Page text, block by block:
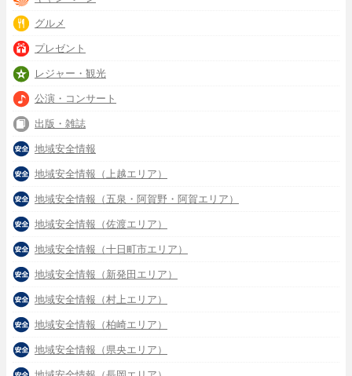
グルメ
プレゼント
レジャー・観光
公演・コンサート
出版・雑誌
地域安全情報
地域安全情報（上越エリア）
地域安全情報（五泉・阿賀野・阿賀エリア）
地域安全情報（佐渡エリア）
地域安全情報（十日町市エリア）
地域安全情報（新発田エリア）
地域安全情報（村上エリア）
地域安全情報（柏崎エリア）
地域安全情報（県央エリア）